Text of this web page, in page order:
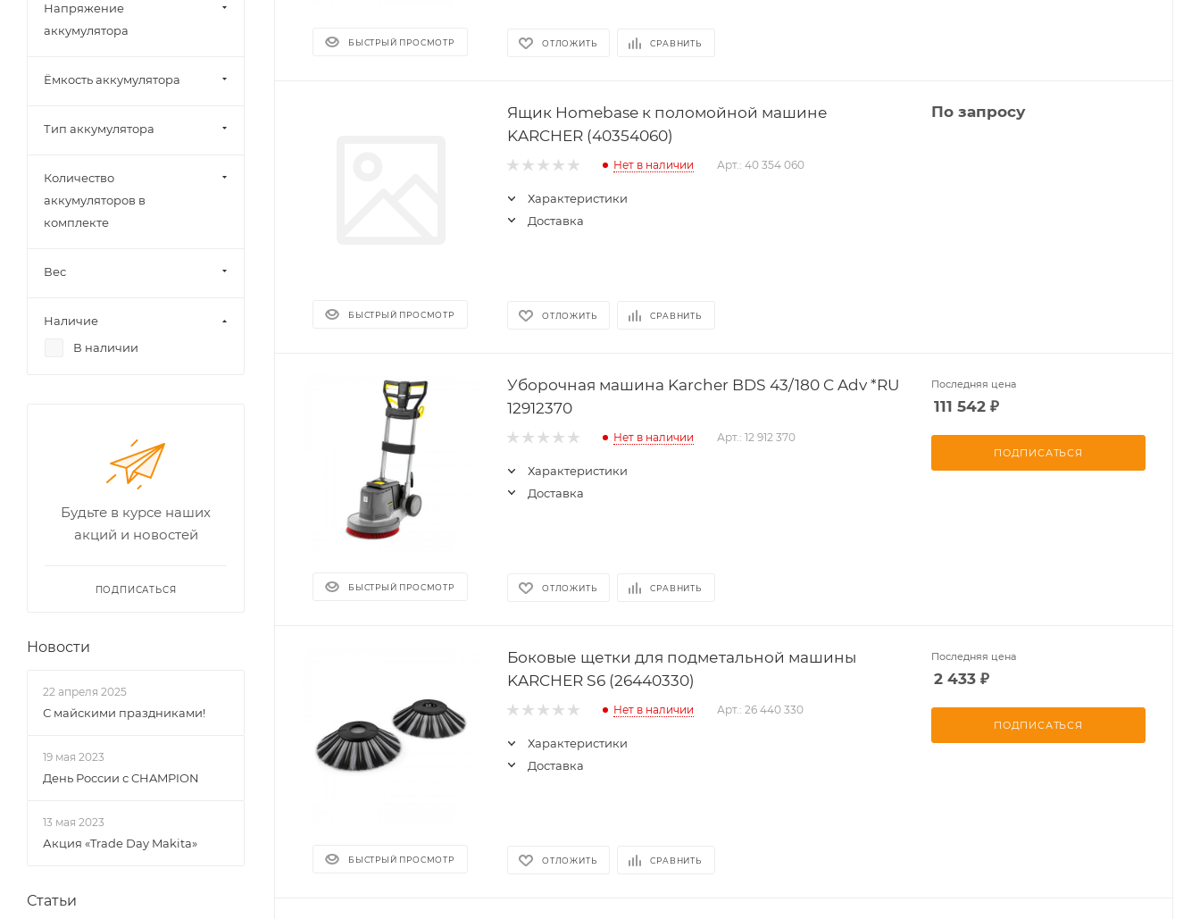
БЫСТРЫЙ ПРОСМОТР ОТЛОЖИТЬ СРАВНИТЬ
БЫСТРЫЙ ПРОСМОТР
Ящик Homebase к поломойной машине
KARCHER (40354060)
Нет в наличии Арт.: 40 354 060
Характеристики
Доставка
ОТЛОЖИТЬ СРАВНИТЬ
По запросу
БЫСТРЫЙ ПРОСМОТР
Уборочная машина Karcher BDS 43/180 C Adv *RU
12912370
Нет в наличии Арт.: 12 912 370
Характеристики
Доставка
ОТЛОЖИТЬ СРАВНИТЬ
Последняя цена
111 542 ₽
ПОДПИСАТЬСЯ
БЫСТРЫЙ ПРОСМОТР
Боковые щетки для подметальной машины
KARCHER S6 (26440330)
Нет в наличии Арт.: 26 440 330
Характеристики
Доставка
ОТЛОЖИТЬ СРАВНИТЬ
Последняя цена
2 433 ₽
ПОДПИСАТЬСЯ
Напряжение
аккумулятора
Ёмкость аккумулятора
Тип аккумулятора
Количество
аккумуляторов в
комплекте
Вес
Наличие
В наличии
Будьте в курсе наших
акций и новостей
ПОДПИСАТЬСЯ
Новости
22 апреля 2025
С майскими праздниками!
19 мая 2023
День России с CHAMPION
13 мая 2023
Акция «Trade Day Makita»
Статьи